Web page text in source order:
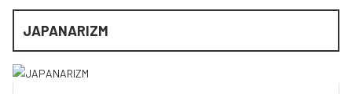
JAPANARIZM